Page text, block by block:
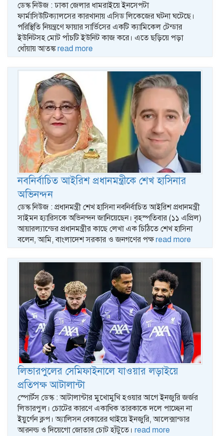
ডেস্ক নিউজ : ঢাকা জেলার ধামরাইয়ে ইনসেপটা
ফার্মাসিউটিক্যালসের কারখানায় এসিড লিকেজের ঘটনা ঘটেছে।
পরিস্থিতি নিয়ন্ত্রণে ফায়ার সার্ভিসের একটি ক্যামিকেল টেন্ডার
ইউনিটসহ মোট পাঁচটি ইউনিট কাজ করে। এতে ছড়িয়ে পড়া
ধোঁয়ায় আতঙ্কread more
নবনির্বাচিত আইরিশ প্রধানমন্ত্রীকে শেখ হাসিনার
অভিনন্দন
ডেস্ক নিউজ : প্রধানমন্ত্রী শেখ হাসিনা নবনির্বাচিত আইরিশ প্রধানমন্ত্রী
সাইমন হ্যারিসকে অভিনন্দন জানিয়েছেন। বৃহস্পতিবার (১১ এপ্রিল)
আয়ারল্যান্ডের প্রধানমন্ত্রীর কাছে লেখা এক চিঠিতে শেখ হাসিনা
বলেন, আমি, বাংলাদেশ সরকার ও জনগণের পক্ষread more
লিভারপুলের সেমিফাইনালে যাওয়ার লড়াইয়ে
প্রতিপক্ষ আটালান্টা
স্পোর্টস ডেস্ক : আটালান্টার মুখোমুখি হওয়ার আগে ইনজুরি জর্জর
লিভারপুল। চোটের কারণে একাধিক তারকাকে দলে পাচ্ছেন না
ইয়ুর্গেন ক্লপ। অ্যালিসন বেকারের থাইয়ে ইনজুরি, আলেক্সান্ডার
আরনল্ড ও দিয়েগো জোতার চোট হাঁটুতে। read more